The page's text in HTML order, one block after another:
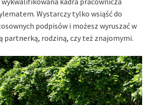
Wystarczy tylko wsiąść do
podpisów i możesz wyruszać w
partnerką, rodziną, czy też znajomymi.